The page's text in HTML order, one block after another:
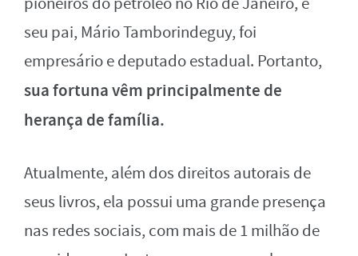
seu pai, Mário Tamborindeguy, foi
empresário e deputado estadual. Portanto,
sua fortuna vêm principalmente de
herança de família.
Atualmente, além dos direitos autorais de
seus livros, ela possui uma grande presença
nas redes sociais, com mais de 1 milhão de